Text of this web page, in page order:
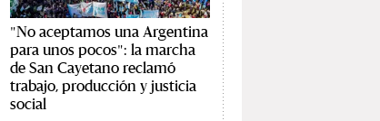
"No aceptamos una Argentina
para unos pocos": la marcha
de San Cayetano reclamó
trabajo, producción y justicia
social